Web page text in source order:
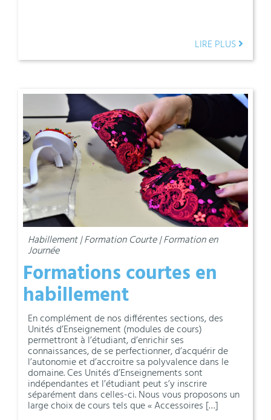
LIRE PLUS
Habillement | Formation Courte | Formation en
Journée
Formations courtes en
habillement
En complément de nos différentes sections, des
Unités d’Enseignement (modules de cours)
permettront à l’étudiant, d’enrichir ses
connaissances, de se perfectionner, d’acquérir de
l’autonomie et d’accroitre sa polyvalence dans le
domaine. Ces Unités d’Enseignements sont
indépendantes et l’étudiant peut s’y inscrire
séparément dans celles-ci. Nous vous proposons un
large choix de cours tels que « Accessoires […]